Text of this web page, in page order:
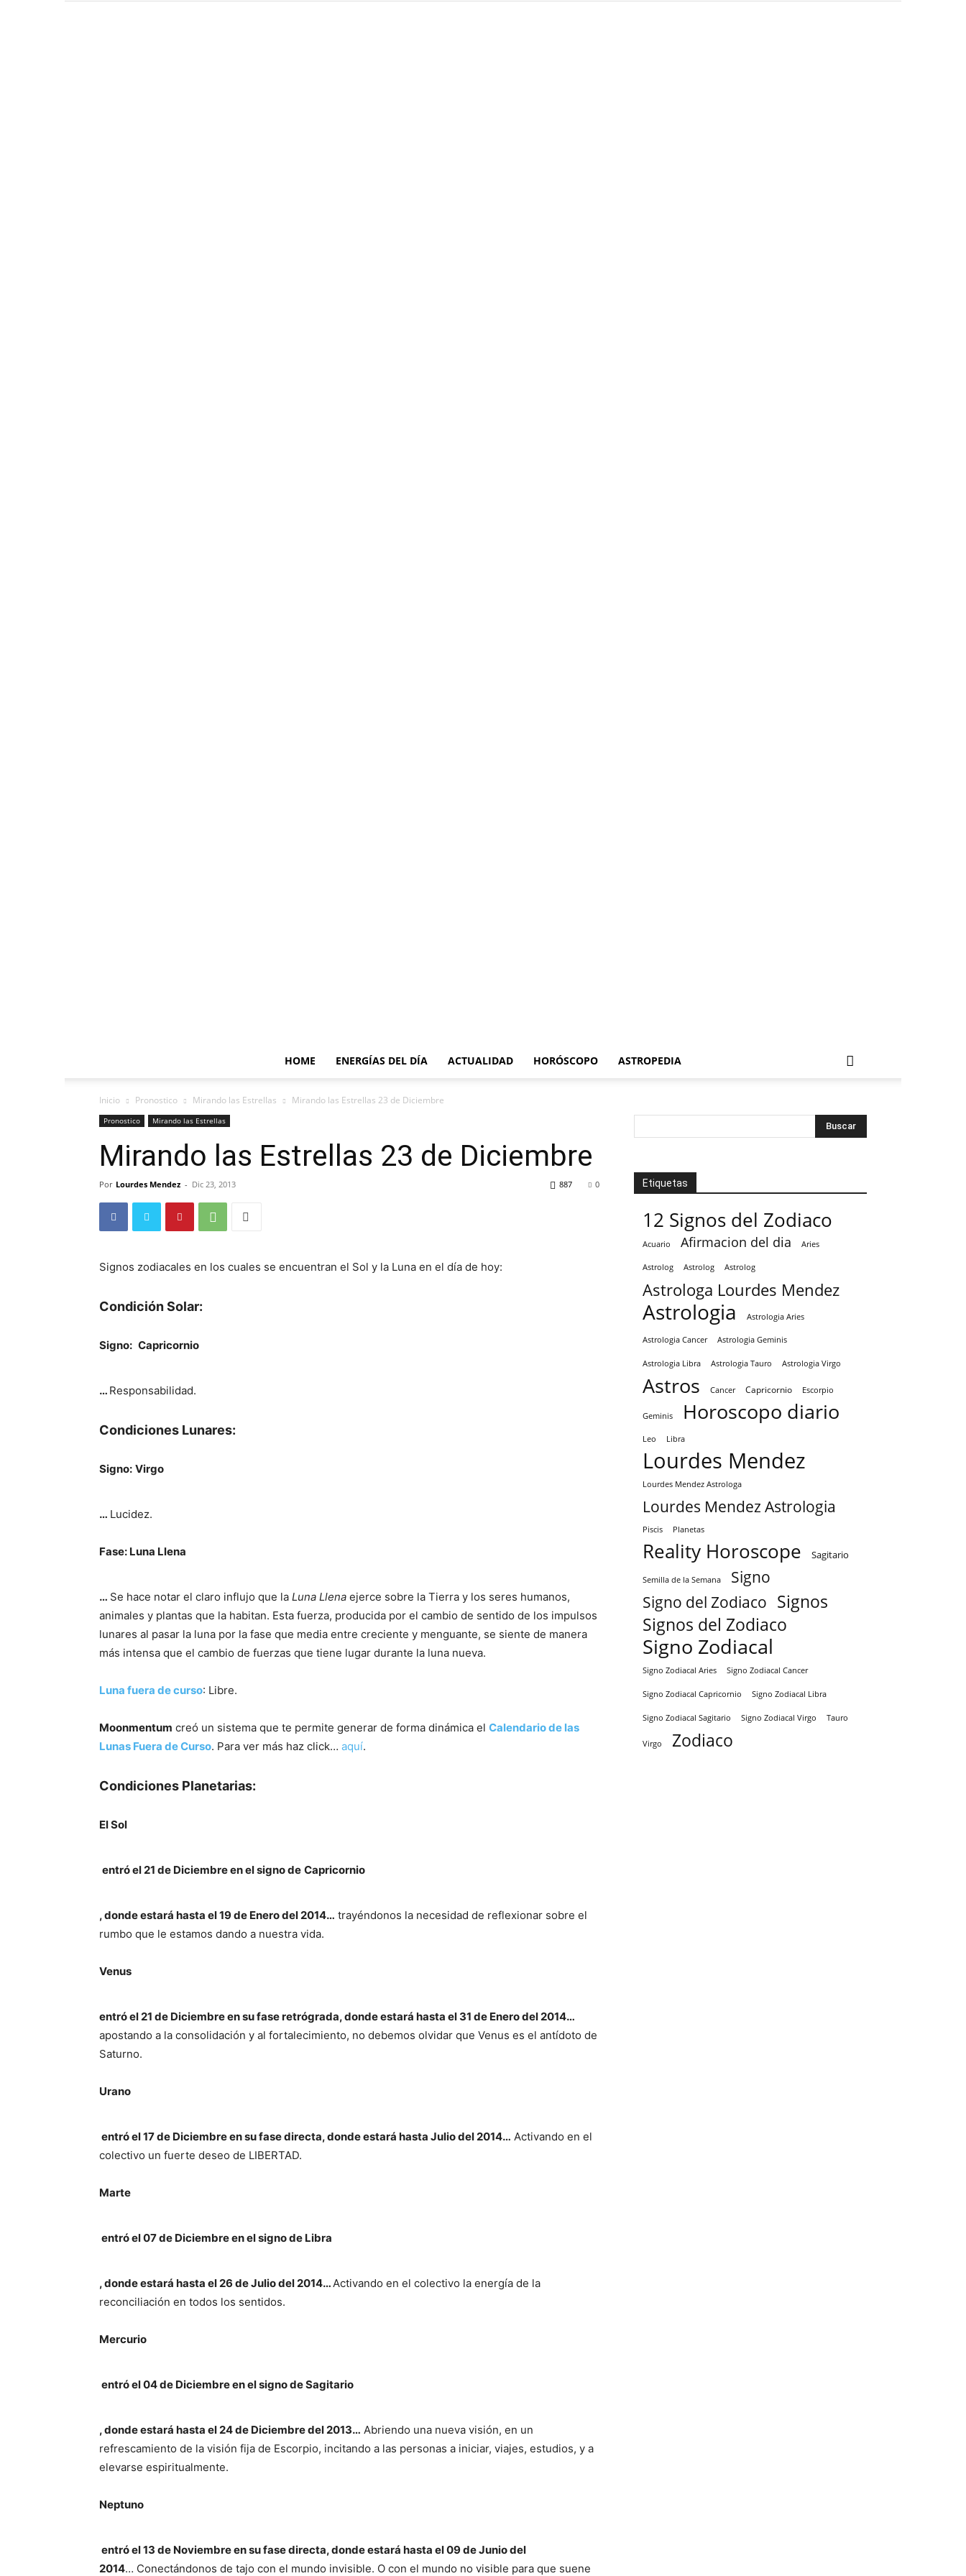
HOME ENERGÍAS DEL DÍA ACTUALIDAD HORÓSCOPO ASTROPEDIA
Inicio Pronostico Mirando las Estrellas Mirando las Estrellas 23 de Diciembre
Pronostico Mirando las Estrellas
Mirando las Estrellas 23 de Diciembre
Por Lourdes Mendez - Dic 23, 2013 0
887
Signos zodiacales en los cuales se encuentran el Sol y la Luna en el día de hoy:
Condición Solar:
Signo: Capricornio
… Responsabilidad.
Condiciones Lunares:
Signo: Virgo
… Lucidez.
Fase: Luna Llena
… Se hace notar el claro influjo que la Luna Llena ejerce sobre la Tierra y los seres humanos,
animales y plantas que la habitan. Esta fuerza, producida por el cambio de sentido de los impulsos
lunares al pasar la luna por la fase que media entre creciente y menguante, se siente de manera
más intensa que el cambio de fuerzas que tiene lugar durante la luna nueva.
Luna fuera de curso: Libre.
Moonmentum creó un sistema que te permite generar de forma dinámica el Calendario de las
Lunas Fuera de Curso. Para ver más haz click… aquí.
Condiciones Planetarias:
El Sol
entró el 21 de Diciembre en el signo de Capricornio
, donde estará hasta el 19 de Enero del 2014… trayéndonos la necesidad de reflexionar sobre el
rumbo que le estamos dando a nuestra vida.
Venus
entró el 21 de Diciembre en su fase retrógrada, donde estará hasta el 31 de Enero del 2014…
apostando a la consolidación y al fortalecimiento, no debemos olvidar que Venus es el antídoto de
Saturno.
Urano
entró el 17 de Diciembre en su fase directa, donde estará hasta Julio del 2014… Activando en el
colectivo un fuerte deseo de LIBERTAD.
Marte
entró el 07 de Diciembre en el signo de Libra
, donde estará hasta el 26 de Julio del 2014…Activando en el colectivo la energía de la
reconciliación en todos los sentidos.
Mercurio
entró el 04 de Diciembreen el signodeSagitario
,donde estará hasta el 24 de Diciembre del 2013… Abriendo una nueva visión, en un
refrescamiento de la visión fija de Escorpio, incitando a las personas a iniciar, viajes, estudios, y a
elevarse espiritualmente.
Neptuno
entró el 13 de Noviembre en su fase directa, donde estará hasta el 09 de Junio del
2014… Conectándonos de tajo con el mundo invisible. O con el mundo no visible para que suene
Etiquetas
12 Signos del Zodiaco
Acuario Afirmacion del dia Aries
Astrolog Astrolog Astrolog
Astrologa Lourdes Mendez
Astrologia Astrologia Aries
Astrologia Cancer Astrologia Geminis
Astrologia Libra Astrologia Tauro Astrologia Virgo
Astros Cancer Capricornio Escorpio
Geminis Horoscopo diario
Leo Libra
Lourdes Mendez
Lourdes Mendez Astrologa
Lourdes Mendez Astrologia
Piscis Planetas
Reality Horoscope Sagitario
Semilla de la Semana
Signo
Signo del Zodiaco Signos
Signos del Zodiaco
Signo Zodiacal
Signo Zodiacal Aries Signo Zodiacal Cancer
Signo Zodiacal Capricornio Signo Zodiacal Libra
Signo Zodiacal Sagitario Signo Zodiacal Virgo Tauro
Virgo Zodiaco